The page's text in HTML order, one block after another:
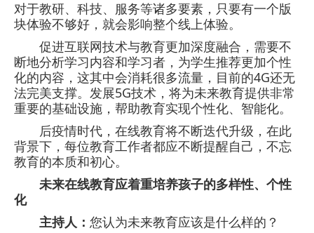
对于教研、科技、服务等诸多要素，只要有一个版
块体验不够好，就会影响整个线上体验。
促进互联网技术与教育更加深度融合，需要不
断地分析学习内容和学习者，为学生推荐更加个性
化的内容，这其中会消耗很多流量，目前的4G还无
法完美支撑。发展5G技术，将为未来教育提供非常
重要的基础设施，帮助教育实现个性化、智能化。
后疫情时代，在线教育将不断迭代升级，在此
背景下，每位教育工作者都应不断提醒自己，不忘
教育的本质和初心。
未来在线教育应着重培养孩子的多样性、个性
化
主持人： 您认为未来教育应该是什么样的？